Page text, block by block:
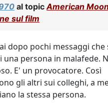
al topic American
sul film
dopo pochi messaggi che
una persona in malafede.
E' un provocatore. Così
gli altri sui colleghi, a
la stessa persona.